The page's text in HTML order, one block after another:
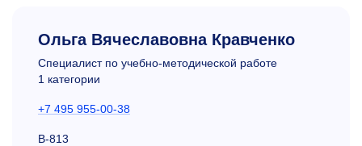
Ольга Вячеславовна Кравченко
Специалист по учебно-методической работе
1 категории
+7 495 955-00-38
В-813